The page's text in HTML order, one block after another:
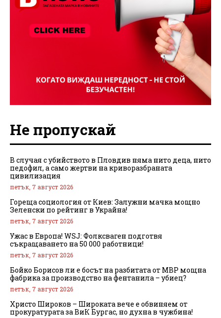
Не пропускай
В случая с убийството в Пловдив няма нито деца, нито
педофил, а само жертви на криворазбраната
цивилизация
петък, 7 август 2026
Гореща социология от Киев: Залужни мачка мощно
Зеленски по рейтинг в Украйна!
петък, 7 август 2026
Ужас в Европа! WSJ: Фолксваген подготвя
съкращаването на 50 000 работници!
петък, 7 август 2026
Бойко Борисов ли е босът на разбитата от МВР мощна
фабрика за производство на фентанила – убиец?
петък, 7 август 2026
Христо Широков – Широката вече е обвиняем от
прокуратурата за ВиК Бургас, но духна в чужбина!